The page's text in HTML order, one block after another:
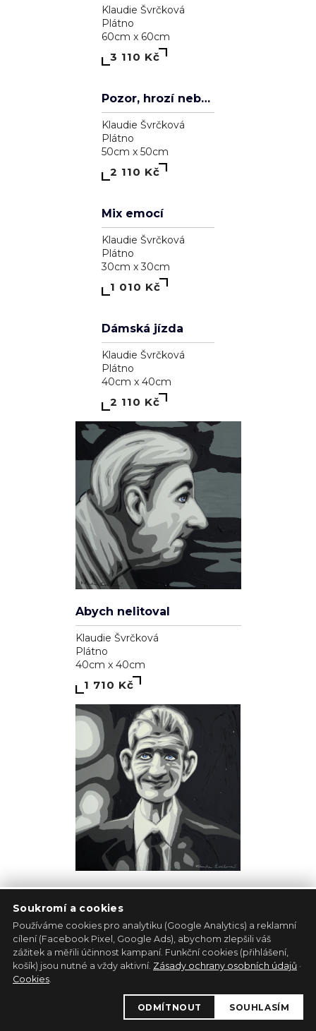
Klaudie Švrčková
Plátno
50cm x 50cm
Ryba a kolo
Klaudie Švrčková
Plátno
4 110 Kč
Miluji tě, Pucinko
Klaudie Švrčková
Plátno
Soukromí a cookies
Používáme cookies pro analytiku (Google Analytics) a reklamní
cílení (Facebook Pixel, Google Ads), abychom zlepšili váš
zážitek a měřili účinnost kampaní. Funkční cookies (přihlášení,
košík) jsou nutné a vždy aktivní. Zásady ochrany osobních údajů ·
Cookies.
ODMÍTNOUT SOUHLASÍM